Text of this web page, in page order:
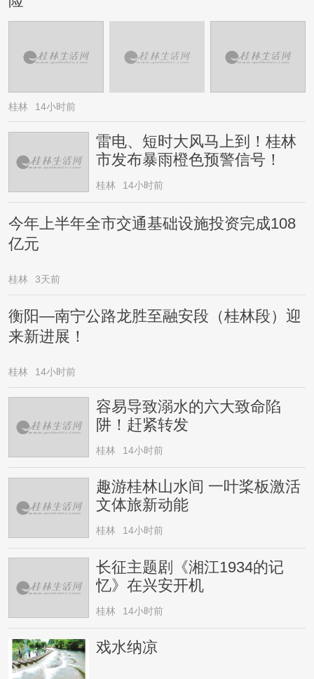
桂林 14小时前
雷电、短时大风马上到！桂林
市发布暴雨橙色预警信号！
桂林 14小时前
今年上半年全市交通基础设施投资完成108
亿元
桂林 3天前
衡阳—南宁公路龙胜至融安段（桂林段）迎
来新进展！
桂林 14小时前
容易导致溺水的六大致命陷
阱！赶紧转发
桂林 14小时前
趣游桂林山水间 一叶桨板激活
文体旅新动能
桂林 14小时前
长征主题剧《湘江1934的记
忆》在兴安开机
桂林 14小时前
戏水纳凉